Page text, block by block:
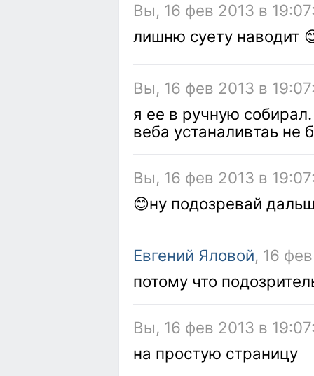
Вы, 16 фев 2013 в
лишню суету наводит
Вы, 16 фев 2013 в
я ее в ручную
веба устаналивтаь не
Вы, 16 фев 2013 в
😊ну подозревай
Евгений Яловой, 16
потому что
Вы, 16 фев 2013 в
на простую страницу